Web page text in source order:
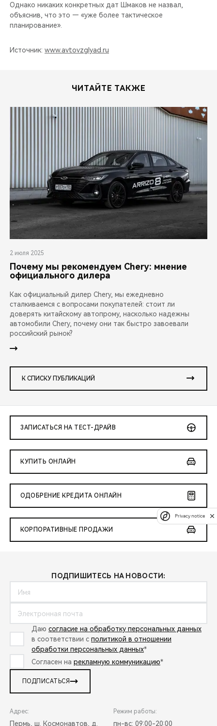
Однако никаких конкретных дат Шмаков не назвал,
объяснив, что это — «уже более тактическое
планирование».
Источник: www.avtovzglyad.ru
ЧИТАЙТЕ ТАКЖЕ
2 июля 2025
Почему мы рекомендуем Chery: мнение
официального дилера
Как официальный дилер Chery, мы ежедневно
сталкиваемся с вопросами покупателей: стоит ли
доверять китайскому автопрому, насколько надежны
автомобили Chery, почему они так быстро завоевали
российский рынок?
К СПИСКУ ПУБЛИКАЦИЙ
ЗАПИСАТЬСЯ НА ТЕСТ-ДРАЙВ
КУПИТЬ ОНЛАЙН
ОДОБРЕНИЕ КРЕДИТА ОНЛАЙН
КОРПОРАТИВНЫЕ ПРОДАЖИ
ПОДПИШИТЕСЬ НА НОВОСТИ:
Даю согласие на обработку персональных данных
в соответствии с политикой в отношении
обработки персональных данных*
Согласен на рекламную коммуникацию*
ПОДПИСАТЬСЯ
Адрес:
Пермь, ш. Космонавтов, д.
Режим работы:
пн-вс: 09:00-20:00
Privacy notice